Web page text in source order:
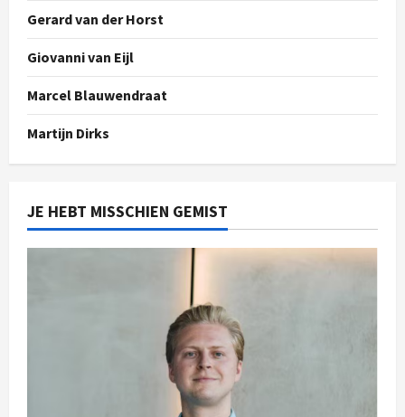
Gerard van der Horst
Giovanni van Eijl
Marcel Blauwendraat
Martijn Dirks
JE HEBT MISSCHIEN GEMIST